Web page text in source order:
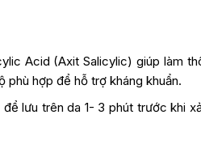
Acid (Axit Salicylic) giúp làm
phù hợp để hỗ trợ kháng khuẩn.
lưu trên da 1- 3 phút trước khi